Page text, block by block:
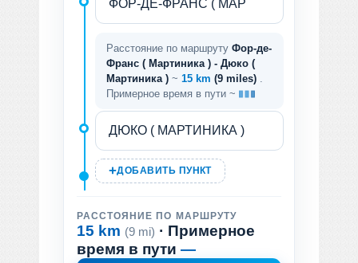
Расстояние по маршруту Фор-де-
Франс ( Мартиника ) - Дюко (
Мартиника ) ~ 15 km (9 miles)
Примерное время в пути ~
ДОБАВИТЬ ПУНКТ
РАССТОЯНИЕ ПО МАРШРУТУ
15 km (9 mi) · Примерное
время в пути —